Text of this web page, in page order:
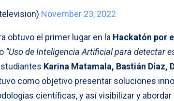
November 23, 2022
obtuvo el primer lugar en la Hackatón por
“Uso deInteligencia Artificial para detectar
Karina Matamala, Bastián Díaz,
como objetivo presentar soluciones
científicas, y así visibilizar y